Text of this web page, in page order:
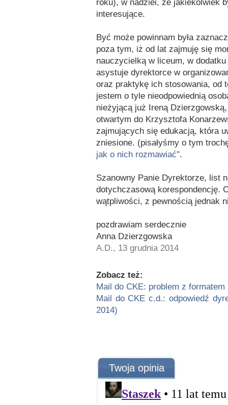
roku), w nadziei, że jakiekolwiek
interesujące.
Być może powinnam była
poza tym, iż od lat zajmuję się
nauczycielką w liceum, w
asystuje dyrektorce w
oraz praktykę ich stosowania, od
jestem o tyle nieodpowiednią
nieżyjącą już Ireną
otwartym do Krzysztofa
zajmujących się edukacją, która
zniesione. (pisałyśmy o tym
jak o nich rozmawiać".
Szanowny Panie Dyrektorze, list
dotychczasową korespondencję.
wątpliwości, z pewnością jednak
pozdrawiam serdecznie
Anna Dzierzgowska
A.D., 13 grudnia 2014
Zobacz też:
Mail do CKE: problem z
Mail do CKE c.d.: odpowiedź
2014)
Twoja opinia